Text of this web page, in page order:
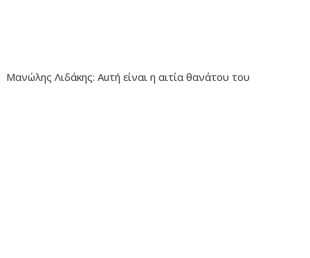
Μανώλης Λιδάκης: Auτή είναι η αιτία θανάτου του